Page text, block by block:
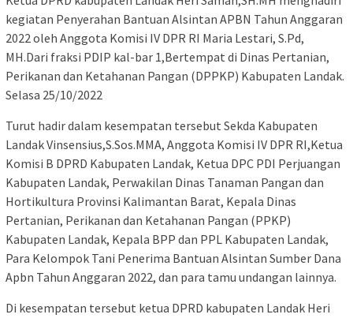
kegiatan Penyerahan Bantuan Alsintan APBN Tahun Anggaran
2022 oleh Anggota Komisi IV DPR RI Maria Lestari, S.Pd,
MH.Dari fraksi PDIP kal-bar 1,Bertempat di Dinas Pertanian,
Perikanan dan Ketahanan Pangan (DPPKP) Kabupaten Landak.
Selasa 25/10/2022
Turut hadir dalam kesempatan tersebut Sekda Kabupaten
Landak Vinsensius,S.Sos.MMA, Anggota Komisi IV DPR RI,Ketua
Komisi B DPRD Kabupaten Landak, Ketua DPC PDI Perjuangan
Kabupaten Landak, Perwakilan Dinas Tanaman Pangan dan
Hortikultura Provinsi Kalimantan Barat, Kepala Dinas
Pertanian, Perikanan dan Ketahanan Pangan (PPKP)
Kabupaten Landak, Kepala BPP dan PPL Kabupaten Landak,
Para Kelompok Tani Penerima Bantuan Alsintan Sumber Dana
Apbn Tahun Anggaran 2022, dan para tamu undangan lainnya.
Di kesempatan tersebut ketua DPRD kabupaten Landak Heri